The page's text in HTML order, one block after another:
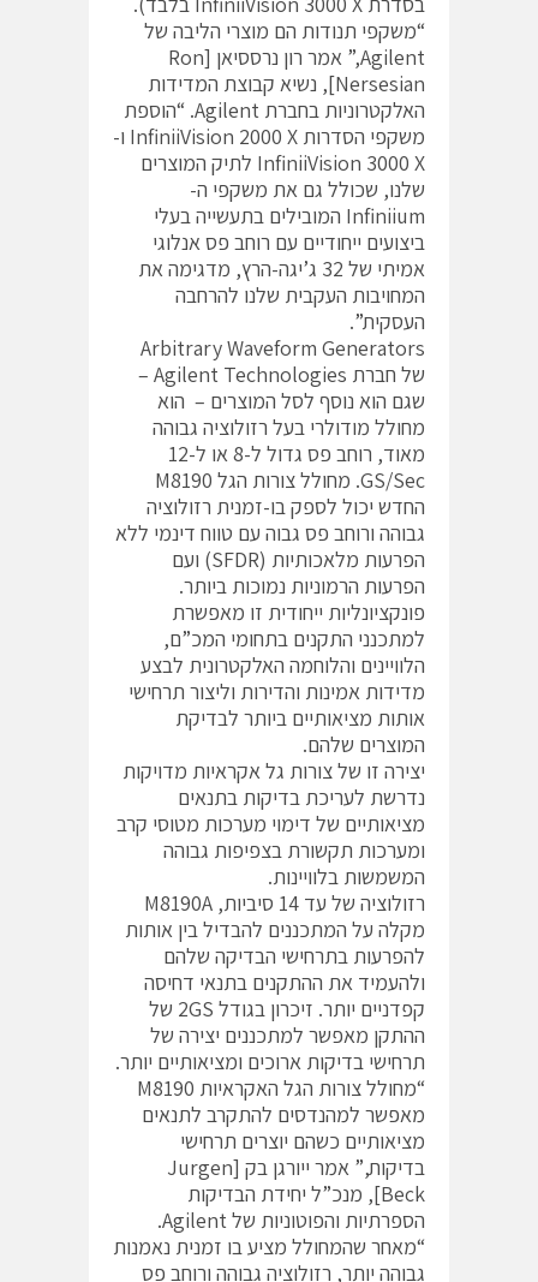
“משקפי תנודות הם מוצרי הליבה של
Agilent,” אמר רון נרססיאן [Ron
Nersesian], נשיא קבוצת המדידות
האלקטרוניות בחברת Agilent. “הוספת
משקפי הסדרות InfiniiVision 2000 X ו-
InfiniiVision 3000 X לתיק המוצרים
שלנו, שכולל גם את משקפי ה-
Infiniium המובילים בתעשייה בעלי
ביצועים ייחודיים עם רוחב פס אנלוגי
אמיתי של 32 ג’יגה-הרץ, מדגימה את
המחויבות העקבית שלנו להרחבה
העסקית”.
Arbitrary Waveform Generators
של חברת Agilent Technologies –
שגם הוא נוסף לסל המוצרים – הוא
מחולל מודולרי בעל רזולוציה גבוהה
מאוד, רוחב פס גדול ל-8 או ל-12
GS/Sec. מחולל צורות הגל M8190
החדש יכול לספק בו-זמנית רזולוציה
גבוהה ורוחב פס גבוה עם טווח דינמי ללא
הפרעות מלאכותיות (SFDR) ועם
הפרעות הרמוניות נמוכות ביותר.
פונקציונליות ייחודית זו מאפשרת
למתכנני התקנים בתחומי המכ”ם,
הלוויינים והלוחמה האלקטרונית לבצע
מדידות אמינות והדירות וליצור תרחישי
אותות מציאותיים ביותר לבדיקת
המוצרים שלהם.
יצירה זו של צורות גל אקראיות מדויקות
נדרשת לעריכת בדיקות בתנאים
מציאותיים של דימוי מערכות מטוסי קרב
ומערכות תקשורת בצפיפות גבוהה
המשמשות בלוויינות.
רזולוציה של עד 14 סיביות, M8190A
מקלה על המתכננים להבדיל בין אותות
להפרעות בתרחישי הבדיקה שלהם
ולהעמיד את ההתקנים בתנאי דחיסה
קפדניים יותר. זיכרון בגודל 2GS של
ההתקן מאפשר למתכננים יצירה של
תרחישי בדיקות ארוכים ומציאותיים יותר.
“מחולל צורות הגל האקראיות M8190
מאפשר למהנדסים להתקרב לתנאים
מציאותיים כשהם יוצרים תרחישי
בדיקות,” אמר ייורגן בק [Jurgen
Beck], מנכ”ל יחידת הבדיקות
הספרתיות והפוטוניות של Agilent.
“מאחר שהמחולל מציע בו זמנית נאמנות
גבוהה יותר, רזולוציה גבוהה ורוחב פס